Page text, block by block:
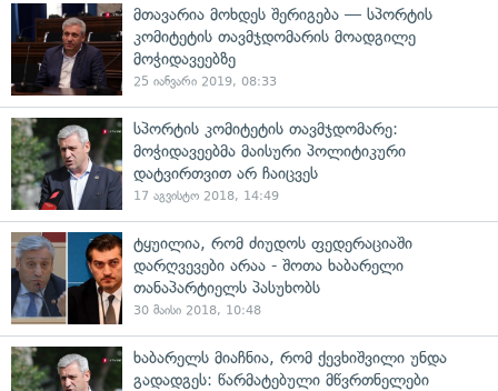
მთავარია მოხდეს შერიგება — სპორტის
კომიტეტის თავმჯდომარის მოადგილე
მოჭიდავეებზე
25 იანვარი 2019, 08:33
სპორტის კომიტეტის თავმჯდომარე:
მოჭიდავეებმა მაისური პოლიტიკური
დატვირთვით არ ჩაიცვეს
17 აგვისტო 2018, 14:49
ტყუილია, რომ ძიუდოს ფედერაციაში
დარღვევები არაა - შოთა ხაბარელი
თანაპარტიელს პასუხობს
30 მაისი 2018, 10:48
ხაბარელს მიაჩნია, რომ ქევხიშვილი უნდა
გადადგეს: წარმატებული მწვრთნელები